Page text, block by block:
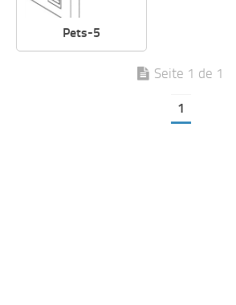
Pets-5
Seite 1 de 1
1